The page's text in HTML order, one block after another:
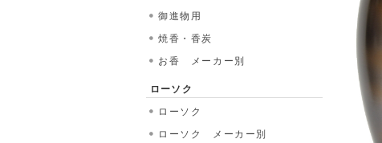
御進物用
焼香・香炭
お香 メーカー別
ローソク
ローソク
ローソク メーカー別